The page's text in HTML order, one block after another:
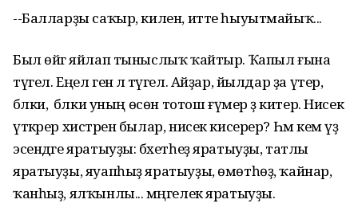
--Балларҙы саҡыр, килен, итте һыуытмайыҡ...
Был өйгә яйлап тыныслыҡ ҡайтыр. Ҡапыл ғына
түгел. Еңел генә лә түгел. Айҙар, йылдар ҙа үтер,
бәлки, ә бәлки уның өсөн тотош ғүмер ҙә китер. Нисек
үткәрер хистәрен былар, нисек кисерер? Һәм кем үҙ
эсендәге яратыуҙы: бәхетһеҙ яратыуҙы, татлы
яратыуҙы, яуапһыҙ яратыуҙы, өмөтһөҙ, ҡайнар,
ҡанһыҙ, ялҡынлы... мәңгелек яратыуҙы.